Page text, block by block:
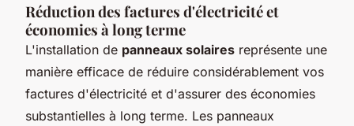
Réduction des factures d'électricité et
économies à long terme
L'installation de panneaux solaires représente une
manière efficace de réduire considérablement vos
factures d'électricité et d'assurer des économies
substantielles à long terme. Les panneaux